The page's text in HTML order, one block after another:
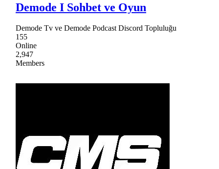
Demode I Sohbet ve Oyun
Demode Tv ve Demode Podcast Discord Topluluğu
155
Online
2,947
Members